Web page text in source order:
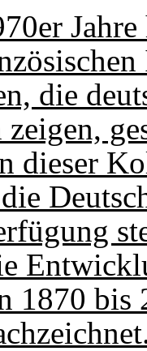
die
dieser
1870 bis